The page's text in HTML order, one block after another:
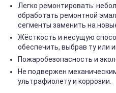
Легко ремонтировать:
обработать ремонтной
сегменты заменить на
Жёсткость и несущую
обеспечить, выбрав ту или
Пожаробезопасность и
Не подвержен
ультрафиолету и коррозии.